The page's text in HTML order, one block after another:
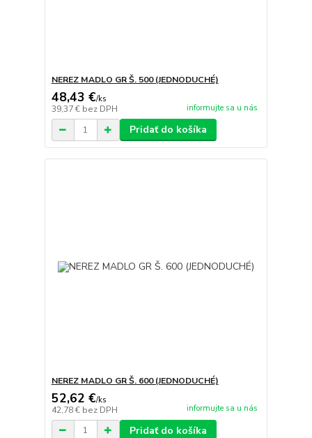
NEREZ MADLO GR Š. 500 (JEDNODUCHÉ)
48,43 €/ks
39,37 € bez DPH informujte sa u nás
Pridať do košíka
NEREZ MADLO GR Š. 600 (JEDNODUCHÉ)
52,62 €/ks
42,78 € bez DPH informujte sa u nás
Pridať do košíka